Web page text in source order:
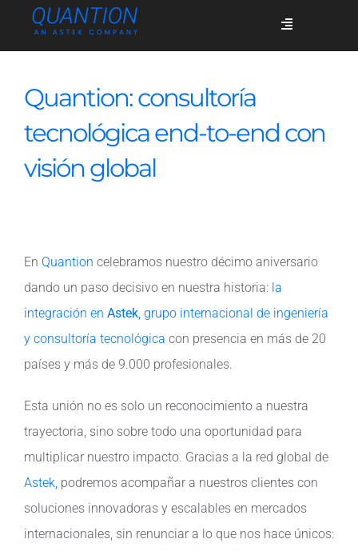
Toggle
Quiénes somos
Blog
Quantion: consultoría
tecnológica end-to-end con
visión global
En Quantion celebramos nuestro décimo aniversario
dando un paso decisivo en nuestra historia: la
integración en Astek, grupo internacional de ingeniería
y consultoría tecnológica con presencia en más de 20
países y más de 9.000 profesionales.
Esta unión no es solo un reconocimiento a nuestra
trayectoria, sino sobre todo una oportunidad para
multiplicar nuestro impacto. Gracias a la red global de
Astek,podremos acompañar a nuestros clientes con
soluciones innovadoras y escalables en mercados
internacionales, sin renunciar a lo que nos hace únicos: